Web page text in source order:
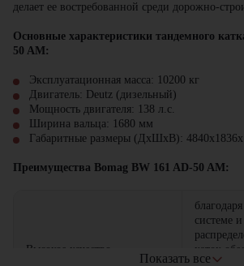
делает ее востребованной среди дорожно-
Основные характеристики тандемного
50 AM:
Эксплуатационная масса: 10200 кг
Двигатель: Deutz (дизельный)
Мощность двигателя: 138 л.с.
Ширина вальца: 1680 мм
Габаритные размеры (ДхШхВ):
Преимущества Bomag BW 161 AD-50 AM:
Высокое качество
системе
каток
Показать все